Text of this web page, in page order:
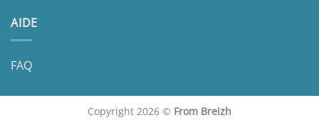
AIDE
FAQ
Copyright 2026 © From Breizh